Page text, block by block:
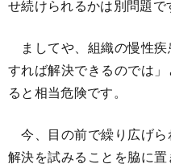
せ続けられるかは別問題で
ましてや、組織の慢性
すれば解決できるのでは
ると相当危険です。
今、目の前で繰り広げら
解決を試みることを脇に